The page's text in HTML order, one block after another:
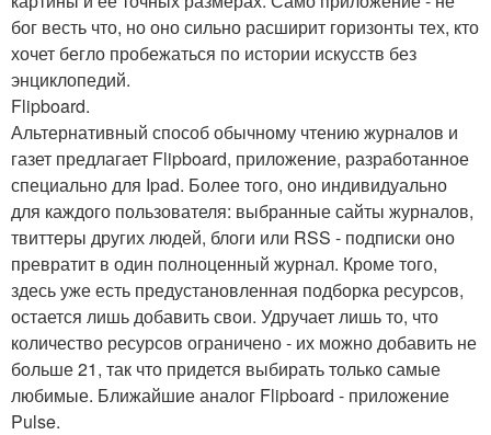
бог весть что, но оно сильно расширит горизонты тех, кто
хочет бегло пробежаться по истории искусств без
энциклопедий.
Flipboard.
Альтернативный способ обычному чтению журналов и
газет предлагает Flipboard, приложение, разработанное
специально для Ipad. Более того, оно индивидуально
для каждого пользователя: выбранные сайты журналов,
твиттеры других людей, блоги или RSS - подписки оно
превратит в один полноценный журнал. Кроме того,
здесь уже есть предустановленная подборка ресурсов,
остается лишь добавить свои. Удручает лишь то, что
количество ресурсов ограничено - их можно добавить не
больше 21, так что придется выбирать только самые
любимые. Ближайшие аналог Flipboard - приложение
Pulse.